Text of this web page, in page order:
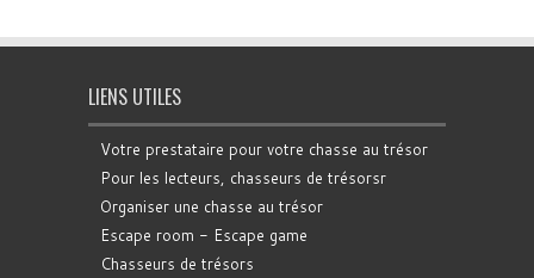
LIENS UTILES
Votre prestataire pour votre chasse au trésor
Pour les lecteurs, chasseurs de trésorsr
Organiser une chasse au trésor
Escape room - Escape game
Chasseurs de trésors